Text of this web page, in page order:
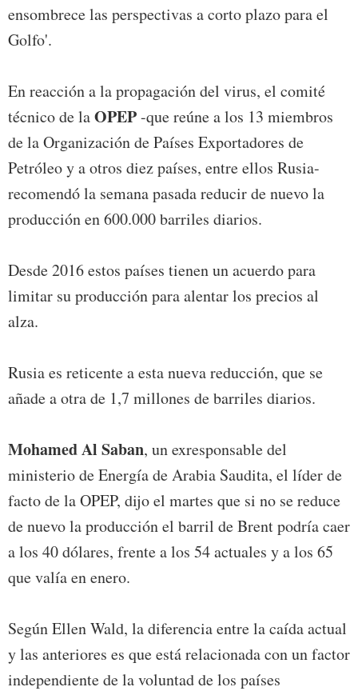
ensombrece las perspectivas a corto plazo para el
Golfo'.
En reacción a la propagación del virus, el comité
técnico de laOPEP-que reúne a los 13 miembros
de la Organización de Países Exportadores de
Petróleo y a otros diez países, entre ellos Rusia-
recomendó la semana pasada reducir de nuevo la
producción en 600.000 barriles diarios.
Desde 2016 estos países tienen un acuerdo para
limitar su producción para alentar los precios al
alza.
Rusia es reticente a esta nueva reducción, que se
añade a otra de 1,7 millones de barriles diarios.
Mohamed Al Saban, un exresponsable del
ministerio de Energía de Arabia Saudita, el líder de
facto de la OPEP, dijo el martes que si no se reduce
de nuevo la producción el barril de Brent podría caer
a los 40 dólares, frente a los 54 actuales y a los 65
que valía en enero.
Según Ellen Wald, la diferencia entre la caída actual
y las anteriores es que está relacionada con un factor
independiente de la voluntad de los países